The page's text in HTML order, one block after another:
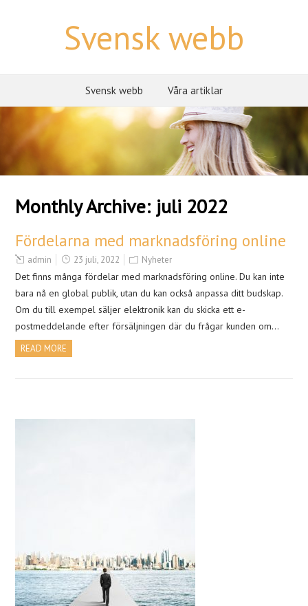
Svensk webb
Svensk webb Våra artiklar
Monthly Archive: juli 2022
Fördelarna med marknadsföring online
admin 23 juli, 2022 Nyheter
Det finns många fördelar med marknadsföring online. Du kan inte
bara nå en global publik, utan du kan också anpassa ditt budskap.
Om du till exempel säljer elektronik kan du skicka ett e-
postmeddelande efter försäljningen där du frågar kunden om…
READ MORE